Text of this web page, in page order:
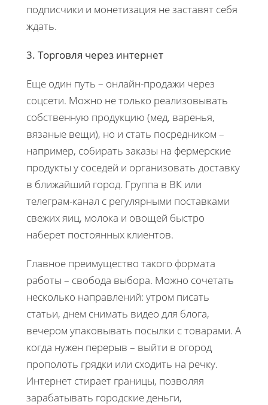
подписчики и монетизация не заставят себя
ждать.
3. Торговля через интернет
Еще один путь – онлайн-продажи через
соцсети. Можно не только реализовывать
собственную продукцию (мед, варенья,
вязаные вещи), но и стать посредником –
например, собирать заказы на фермерские
продукты у соседей и организовать доставку
в ближайший город. Группа в ВК или
телеграм-канал с регулярными поставками
свежих яиц, молока и овощей быстро
наберет постоянных клиентов.
Главное преимущество такого формата
работы – свобода выбора. Можно сочетать
несколько направлений: утром писать
статьи, днем снимать видео для блога,
вечером упаковывать посылки с товарами. А
когда нужен перерыв – выйти в огород
прополоть грядки или сходить на речку.
Интернет стирает границы, позволяя
зарабатывать городские деньги,